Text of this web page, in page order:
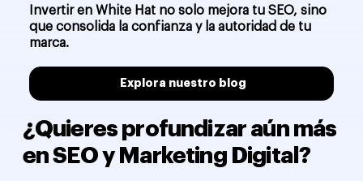
Invertir en White Hat no solo mejora tu SEO, sino
que consolida la confianza y la autoridad de tu
marca.
Explora nuestro blog
¿Quieres profundizar aún más
en SEO y Marketing Digital?